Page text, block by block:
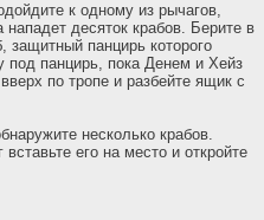
к одному из рычагов,
десяток крабов. Берите в
защитный панцирь которого
под панцирь, пока Денем и Хейз
по тропе и разбейте ящик с
несколько крабов.
его на место и откройте